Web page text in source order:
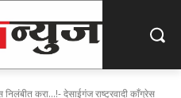
करा...!- देसाईगंज राष्ट्रवादी काँग्रेस